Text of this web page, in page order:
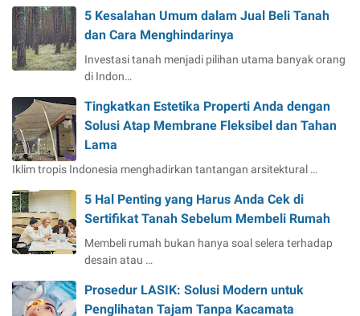
5 Kesalahan Umum dalam Jual Beli Tanah
dan Cara Menghindarinya
Investasi tanah menjadi pilihan utama banyak orang
di Indon…
Tingkatkan Estetika Properti Anda dengan
Solusi Atap Membrane Fleksibel dan Tahan
Lama
Iklim tropis Indonesia menghadirkan tantangan arsitektural …
5 Hal Penting yang Harus Anda Cek di
Sertifikat Tanah Sebelum Membeli Rumah
Membeli rumah bukan hanya soal selera terhadap
desain atau …
Prosedur LASIK: Solusi Modern untuk
Penglihatan Tajam Tanpa Kacamata